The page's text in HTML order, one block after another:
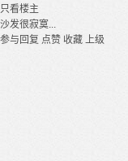
只看楼主
沙发很寂寞...
参与回复 点赞 收藏 上级